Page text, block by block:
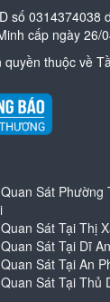
số 0314374038
cấp ngày 26/
thuộc về
Sát Phường
Sát Tại Thị
Sát Tại Dĩ
Sát Tại An
Sát Tại Thủ